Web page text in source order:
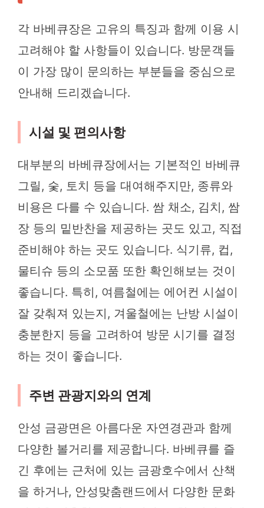
각 바베큐장은 고유의 특징과 함께 이용 시
고려해야 할 사항들이 있습니다. 방문객들
이 가장 많이 문의하는 부분들을 중심으로
안내해 드리겠습니다.
시설 및 편의사항
대부분의 바베큐장에서는 기본적인 바베큐
그릴, 숯, 토치 등을 대여해주지만, 종류와
비용은 다를 수 있습니다. 쌈 채소, 김치, 쌈
장 등의 밑반찬을 제공하는 곳도 있고, 직접
준비해야 하는 곳도 있습니다. 식기류, 컵,
물티슈 등의 소모품 또한 확인해보는 것이
좋습니다. 특히, 여름철에는 에어컨 시설이
잘 갖춰져 있는지, 겨울철에는 난방 시설이
충분한지 등을 고려하여 방문 시기를 결정
하는 것이 좋습니다.
주변 관광지와의 연계
안성 금광면은 아름다운 자연경관과 함께
다양한 볼거리를 제공합니다. 바베큐를 즐
긴 후에는 근처에 있는 금광호수에서 산책
을 하거나, 안성맞춤랜드에서 다양한 문화